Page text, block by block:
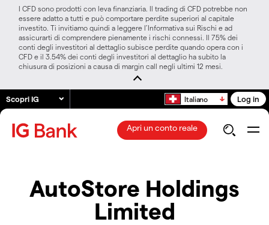
I CFD sono prodotti con leva finanziaria. Il trading di CFD potrebbe non
essere adatto a tutti e può comportare perdite superiori al capitale
investito. Ti invitiamo quindi a leggere l’Informativa sui Rischi e ad
assicurarti di comprendere pienamente i rischi connessi. Il 75% dei
conti degli investitori al dettaglio subisce perdite quando opera con i
CFD e il 3.54% dei conti degli investitori al dettaglio ha subito la
chiusura di posizioni a causa di margin call negli ultimi 12 mesi.
Scopri IG Italiano Log in
Apri un conto reale
AutoStore Holdings
Limited